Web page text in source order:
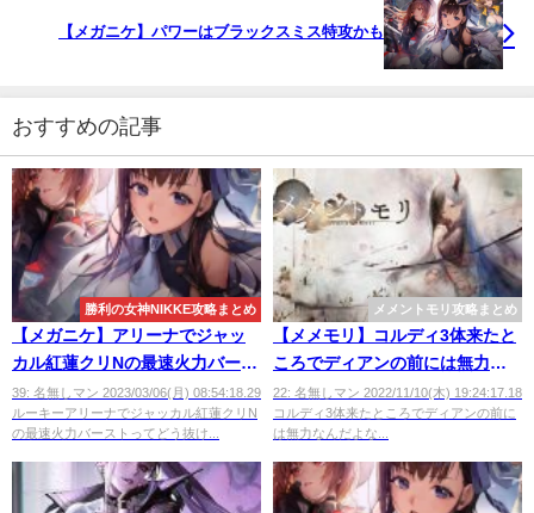
【メガニケ】パワーはブラックスミス特攻かも
おすすめの記事
勝利の女神NIKKE攻略まとめ
【メガニケ】アリーナでジャッ
カル紅蓮クリNの最速火力バース
トってどう抜ければいい？
39: 名無しマン 2023/03/06(月) 08:54:18.29
ルーキーアリーナでジャッカル紅蓮クリN
の最速火力バーストってどう抜け...
メメントモリ攻略まとめ
【メメモリ】コルディ3体来たと
ころでディアンの前には無力な
んだよな
22: 名無しマン 2022/11/10(木) 19:24:17.18
コルディ3体来たところでディアンの前に
は無力なんだよな...